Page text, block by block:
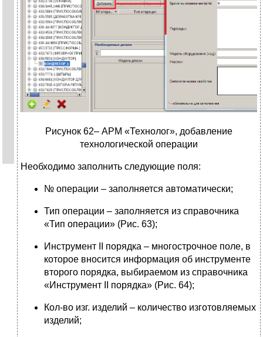
Рисунок 62– АРМ «Технолог», добавление
технологической операции
Необходимо заполнить следующие поля:
№ операции – заполняется автоматически;
Тип операции – заполняется из справочника
«Тип операции» (Рис. 63);
Инструмент II порядка – многострочное поле, в
которое вносится информация об инструменте
второго порядка, выбираемом из справочника
«Инструмент II порядка» (Рис. 64);
Кол-во изг. изделий – количество изготовляемых
изделий;